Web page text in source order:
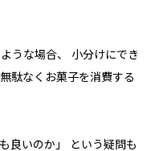
うな場合、 小分けにでき
駄なくお菓子を消費する
良いのか」 という疑問も